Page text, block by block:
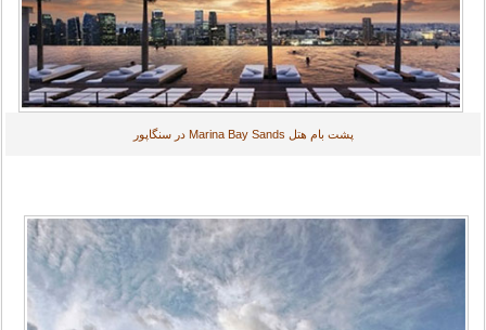
پشت بام هتل Marina Bay Sands در سنگاپور